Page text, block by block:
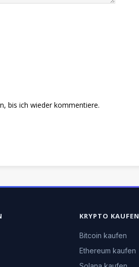
bis ich wieder kommentiere.
KRYPTO KAUFEN
Bitcoin kaufen
Ethereum kaufen